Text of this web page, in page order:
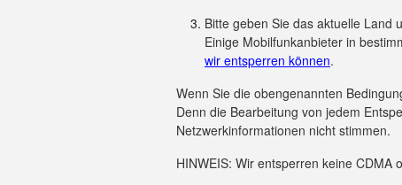
Bitte geben Sie das aktuelle Land
Einige Mobilfunkanbieter in
wir entsperren können.
Wenn Sie die obengenannten
Denn die Bearbeitung von jedem
Netzwerkinformationen nicht stimmen.
HINWEIS: Wir entsperren keine